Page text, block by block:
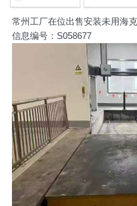
常州工厂在位出售安装未用海
信息编号：S058677